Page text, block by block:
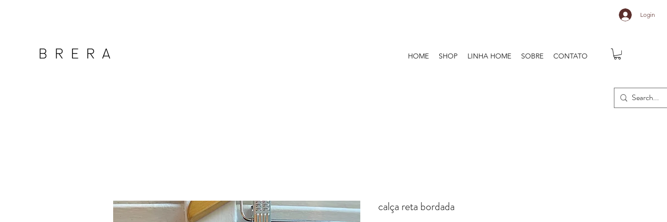
Login
HOME SHOP LINHA HOME SOBRE CONTATO
calça reta bordada